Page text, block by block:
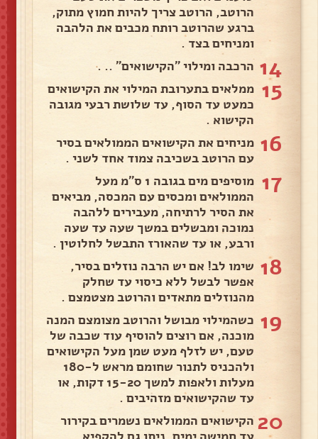
הרוטב, הרוטב צריך להיות חמוץ מתוק,
ברגע שהרוטב רותח מכבים את הלהבה
ומניחים בצד .
14 הרכבה ומילוי "הקישואים" .. .
15 ממלאים בתערובת המילוי את הקישואים
כמעט עד הסוף, עד שלושת רבעי מגובה
הקישוא .
16 מניחים את הקישואים הממולאים בסיר
עם הרוטב בשכיבה צמוד אחד לשני .
17
מוסיפים מים בגובה 1 ס"מ מעל
הממולאים ומכסים עם המכסה, מביאים
את הסיר לרתיחה, מעבירים ללהבה
נמוכה ומבשלים במשך שעה עד שעה
ורבע, או עד שהאורז התבשל לחלוטין .
18 שימו לב! אם יש הרבה נוזלים בסיר,
אפשר לבשל ללא כיסוי עד שחלק
מהנוזלים מתאדים והרוטב מצטמצם .
19 כשהמילוי מבושל והרוטב מצומצם המנה
מוכנה, אם רוצים להוסיף עוד שכבה של
טעם, יש לזלף מעט שמן מעל הקישואים
ולהכניס לתנור שחומם מראש ל-180
מעלות ולאפות למשך 15-20 דקות, או
עד שהקישואים מזהיבים .
20 הקישואים הממולאים נשמרים בקירור